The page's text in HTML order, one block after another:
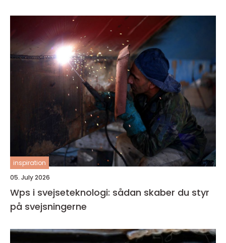
inspiration
05. July 2026
Wps i svejseteknologi: sådan skaber du styr
på svejsningerne